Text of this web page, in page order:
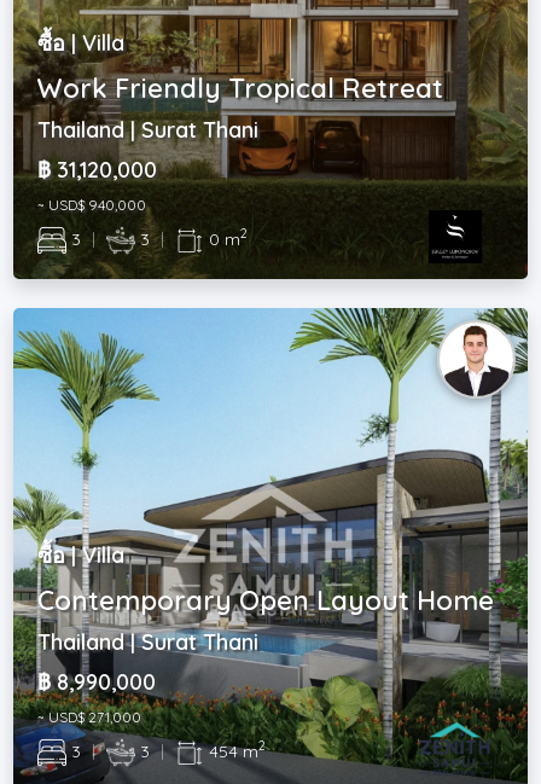
ซื้อ | Villa
Work Friendly Tropical Retreat
Thailand | Surat Thani
฿ 31,120,000
~ USD$ 940,000
3 | 3 | 0 m2
ซื้อ | Villa
Contemporary Open Layout Home
Thailand | Surat Thani
฿ 8,990,000
~ USD$ 271,000
3 | 3 | 454 m2